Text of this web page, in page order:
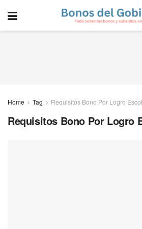
Home Tag Requisitos Bono Por Logro
Requisitos Bono Por Logro